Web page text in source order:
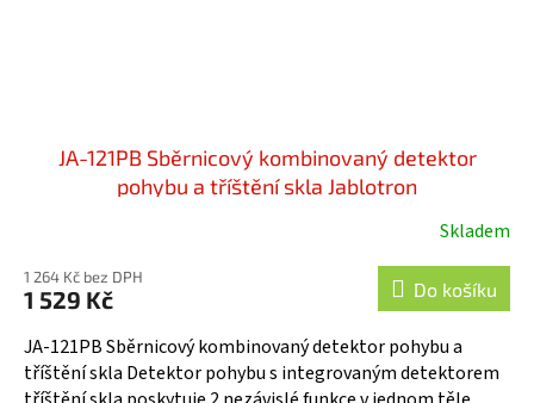
JA-121PB Sběrnicový kombinovaný detektor
pohybu a tříštění skla Jablotron
produktu
je
5,0
z
5
Skladem
1 264 Kč bez DPH
1 529 Kč Do košíku
JA-121PB Sběrnicový kombinovaný detektor pohybu a
tříštění skla Detektor pohybu s integrovaným detektorem